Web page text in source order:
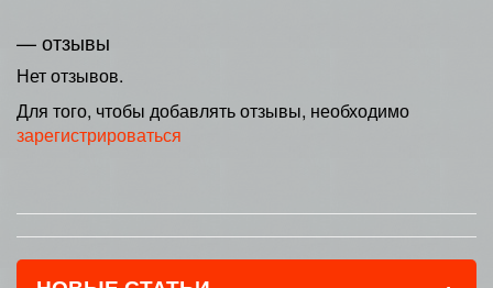
— отзывы
Нет отзывов.
Для того, чтобы добавлять отзывы, необходимо
зарегистрироваться